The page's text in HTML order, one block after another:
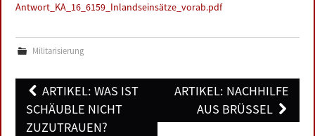
Antwort_KA_16_6159_Inlandseinsätze_vorab.pdf
Militarisierung
Post
navigation
ARTIKEL: WAS IST
SCHÄUBLE NICHT
ZUZUTRAUEN?
ARTIKEL: NACHHILFE
AUS BRÜSSEL